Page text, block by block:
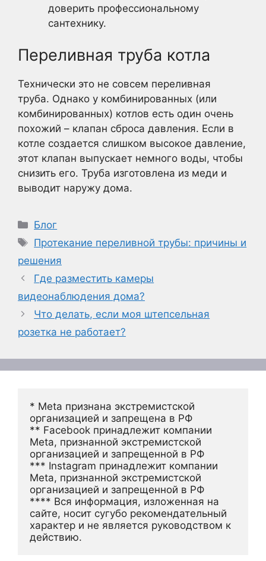
доверить профессиональному
сантехнику.
Переливная труба котла
Технически это не совсем переливная
труба. Однако у комбинированных (или
комбинированных) котлов есть один очень
похожий – клапан сброса давления. Если в
котле создается слишком высокое давление,
этот клапан выпускает немного воды, чтобы
снизить его. Труба изготовлена из меди и
выводит наружу дома.
Рубрики
Блог
Метки
Протекание переливной трубы: причины и
решения
Где разместить камеры
видеонаблюдения дома?
Что делать, если моя штепсельная
розетка не работает?
* Meta признана экстремистской
организацией и запрещена в РФ
** Facebook принадлежит компании
Meta, признанной экстремистской
организацией и запрещенной в РФ
*** Instagram принадлежит компании
Meta, признанной экстремистской
организацией и запрещенной в РФ
**** Вся информация, изложенная на
сайте, носит сугубо рекомендательный
характер и не является руководством к
действию.